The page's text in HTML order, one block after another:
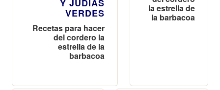
Y JUDÍAS
VERDES
Recetas para hacer
del cordero la
estrella de la
barbacoa
la estrella de
la barbacoa